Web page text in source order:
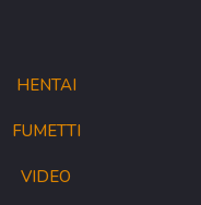
HENTAI
FUMETTI
VIDEO